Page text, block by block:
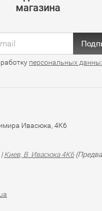
магазина
персональных
Ивасюка, 4К6
|Киев, В. Ивасюка 4К6